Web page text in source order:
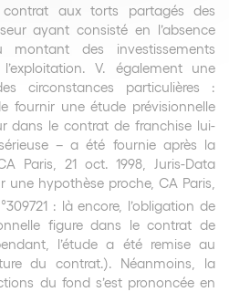
aux torts partagés des
ayant consisté en l’absence
montant des investissements
V. également une
circonstances particulières :
fournir une étude prévisionnelle
dans le contrat de franchise lui-
– a été fournie après la
Paris, 21 oct. 1998, Juris-Data
une hypothèse proche, CA Paris,
: là encore, l’obligation de
figure dans le contrat de
l’étude a été remise au
du contrat.). Néanmoins, la
du fond s’est prononcée en